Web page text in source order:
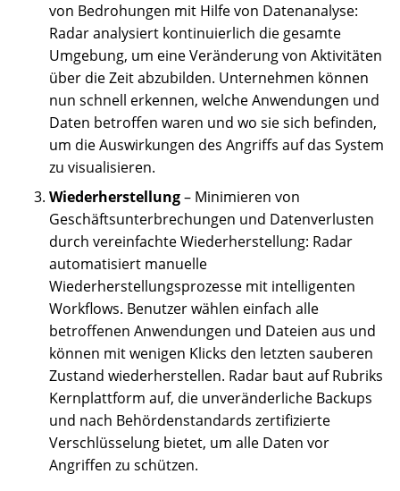
von Bedrohungen mit Hilfe von Datenanalyse:
Radar analysiert kontinuierlich die gesamte
Umgebung, um eine Veränderung von Aktivitäten
über die Zeit abzubilden. Unternehmen können
nun schnell erkennen, welche Anwendungen und
Daten betroffen waren und wo sie sich befinden,
um die Auswirkungen des Angriffs auf das System
zu visualisieren.
Wiederherstellung– Minimieren von
Geschäftsunterbrechungen und Datenverlusten
durch vereinfachte Wiederherstellung: Radar
automatisiert manuelle
Wiederherstellungsprozesse mit intelligenten
Workflows. Benutzer wählen einfach alle
betroffenen Anwendungen und Dateien aus und
können mit wenigen Klicks den letzten sauberen
Zustand wiederherstellen. Radar baut auf Rubriks
Kernplattform auf, die unveränderliche Backups
und nach Behördenstandards zertifizierte
Verschlüsselung bietet, um alle Daten vor
Angriffen zu schützen.